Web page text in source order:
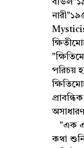
পরিচয়
"এক এক
কথা